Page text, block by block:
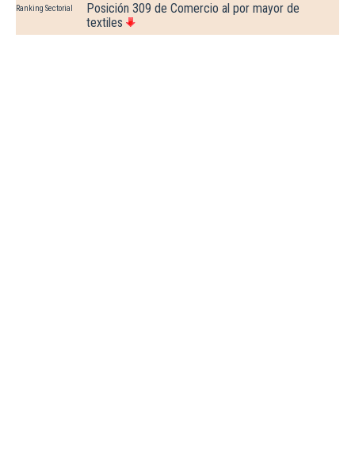
Ranking Sectorial
Posición 309 de Comercio al por mayor de
textiles